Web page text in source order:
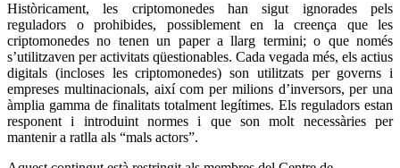
Històricament, les criptomonedes han sigut ignorades pels
reguladors o prohibides, possiblement en la creença que les
criptomonedes no tenen un paper a llarg termini; o que només
s’utilitzaven per activitats qüestionables. Cada vegada més, els actius
digitals (incloses les criptomonedes) son utilitzats per governs i
empreses multinacionals, així com per milions d’inversors, per una
àmplia gamma de finalitats totalment legítimes. Els reguladors estan
responent i introduint normes i que son molt necessàries per
mantenir a ratlla als “mals actors”.